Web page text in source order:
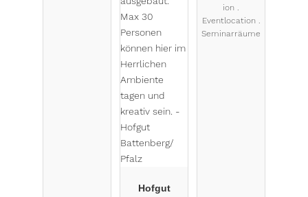
Hofgut
ion .
Eventlocation .
Seminarräume